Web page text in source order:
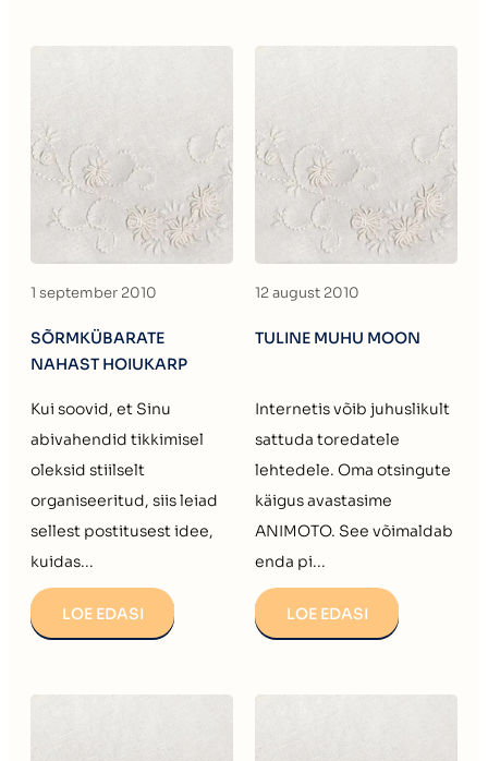
1 september 2010
SÕRMKÜBARATE
NAHAST HOIUKARP
Kui soovid, et Sinu
abivahendid tikkimisel
oleksid stiilselt
organiseeritud, siis leiad
sellest postitusest idee,
kuidas...
LOE EDASI
12 august 2010
TULINE MUHU MOON
Internetis võib juhuslikult
sattuda toredatele
lehtedele. Oma otsingute
käigus avastasime
ANIMOTO. See võimaldab
enda pi...
LOE EDASI